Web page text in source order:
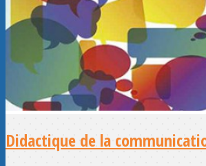
Didactique de la